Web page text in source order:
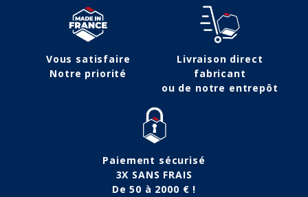
Vous satisfaire
Notre priorité
Livraison direct
fabricant
ou de notre entrepôt
Paiement sécurisé
3X SANS FRAIS
De 50 à 2000 € !